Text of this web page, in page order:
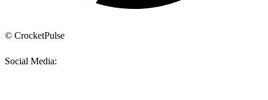
© CrocketPulse
Social Media: